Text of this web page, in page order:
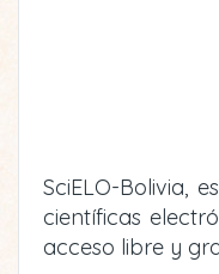
SciELO-Bolivia,
científicas
acceso libre y